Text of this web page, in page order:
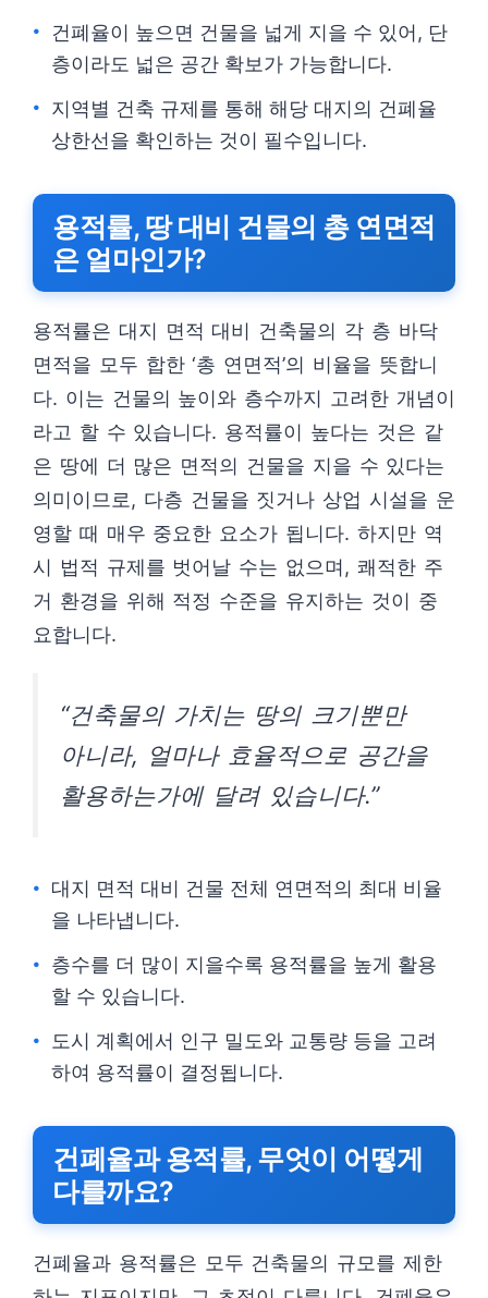
건폐율이 높으면 건물을 넓게 지을 수 있어, 단
층이라도 넓은 공간 확보가 가능합니다.
지역별 건축 규제를 통해 해당 대지의 건폐율
상한선을 확인하는 것이 필수입니다.
용적률, 땅 대비 건물의 총 연면적
은 얼마인가?
용적률은 대지 면적 대비 건축물의 각 층 바닥
면적을 모두 합한 ‘총 연면적’의 비율을 뜻합니
다. 이는 건물의 높이와 층수까지 고려한 개념이
라고 할 수 있습니다. 용적률이 높다는 것은 같
은 땅에 더 많은 면적의 건물을 지을 수 있다는
의미이므로, 다층 건물을 짓거나 상업 시설을 운
영할 때 매우 중요한 요소가 됩니다. 하지만 역
시 법적 규제를 벗어날 수는 없으며, 쾌적한 주
거 환경을 위해 적정 수준을 유지하는 것이 중
요합니다.
“건축물의 가치는 땅의 크기뿐만
아니라, 얼마나 효율적으로 공간을
활용하는가에 달려 있습니다.”
대지 면적 대비 건물 전체 연면적의 최대 비율
을 나타냅니다.
층수를 더 많이 지을수록 용적률을 높게 활용
할 수 있습니다.
도시 계획에서 인구 밀도와 교통량 등을 고려
하여 용적률이 결정됩니다.
건폐율과 용적률, 무엇이 어떻게
다를까요?
건폐율과 용적률은 모두 건축물의 규모를 제한